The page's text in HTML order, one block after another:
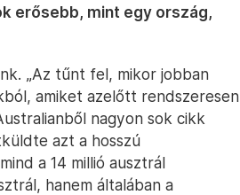
erősebb, mint egy ország,
„Az tűnt fel, mikor jobban
amiket azelőtt rendszeresen
nagyon sok cikk
azt a hosszú
a 14 millió ausztrál
hanem általában a